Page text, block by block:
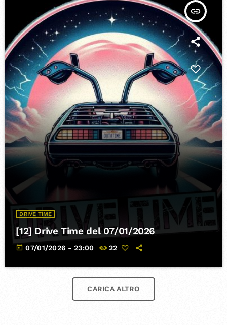
insert_link
DRIVE TIME
[12] Drive Time del 07/01/2026
today 07/01/2026 - 23:00 22
CARICA ALTRO